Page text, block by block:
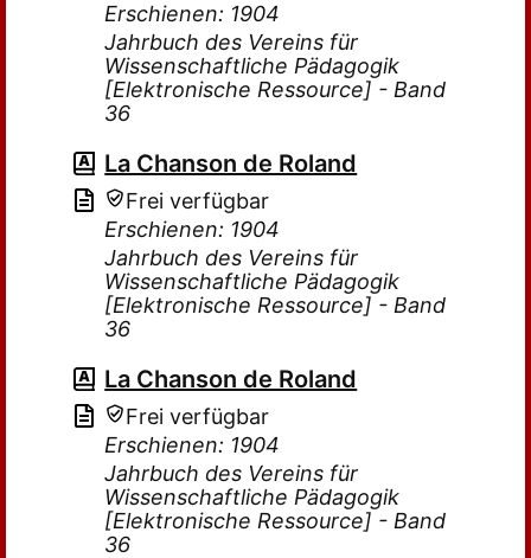
Erschienen: 1904
Jahrbuch des Vereins für
Wissenschaftliche Pädagogik
[Elektronische Ressource] - Band
36
La Chanson de Roland
Frei verfügbar
Erschienen: 1904
Jahrbuch des Vereins für
Wissenschaftliche Pädagogik
[Elektronische Ressource] - Band
36
La Chanson de Roland
Frei verfügbar
Erschienen: 1904
Jahrbuch des Vereins für
Wissenschaftliche Pädagogik
[Elektronische Ressource] - Band
36